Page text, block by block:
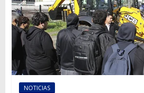
información
del
mundo
del
transporte
NOTICIAS